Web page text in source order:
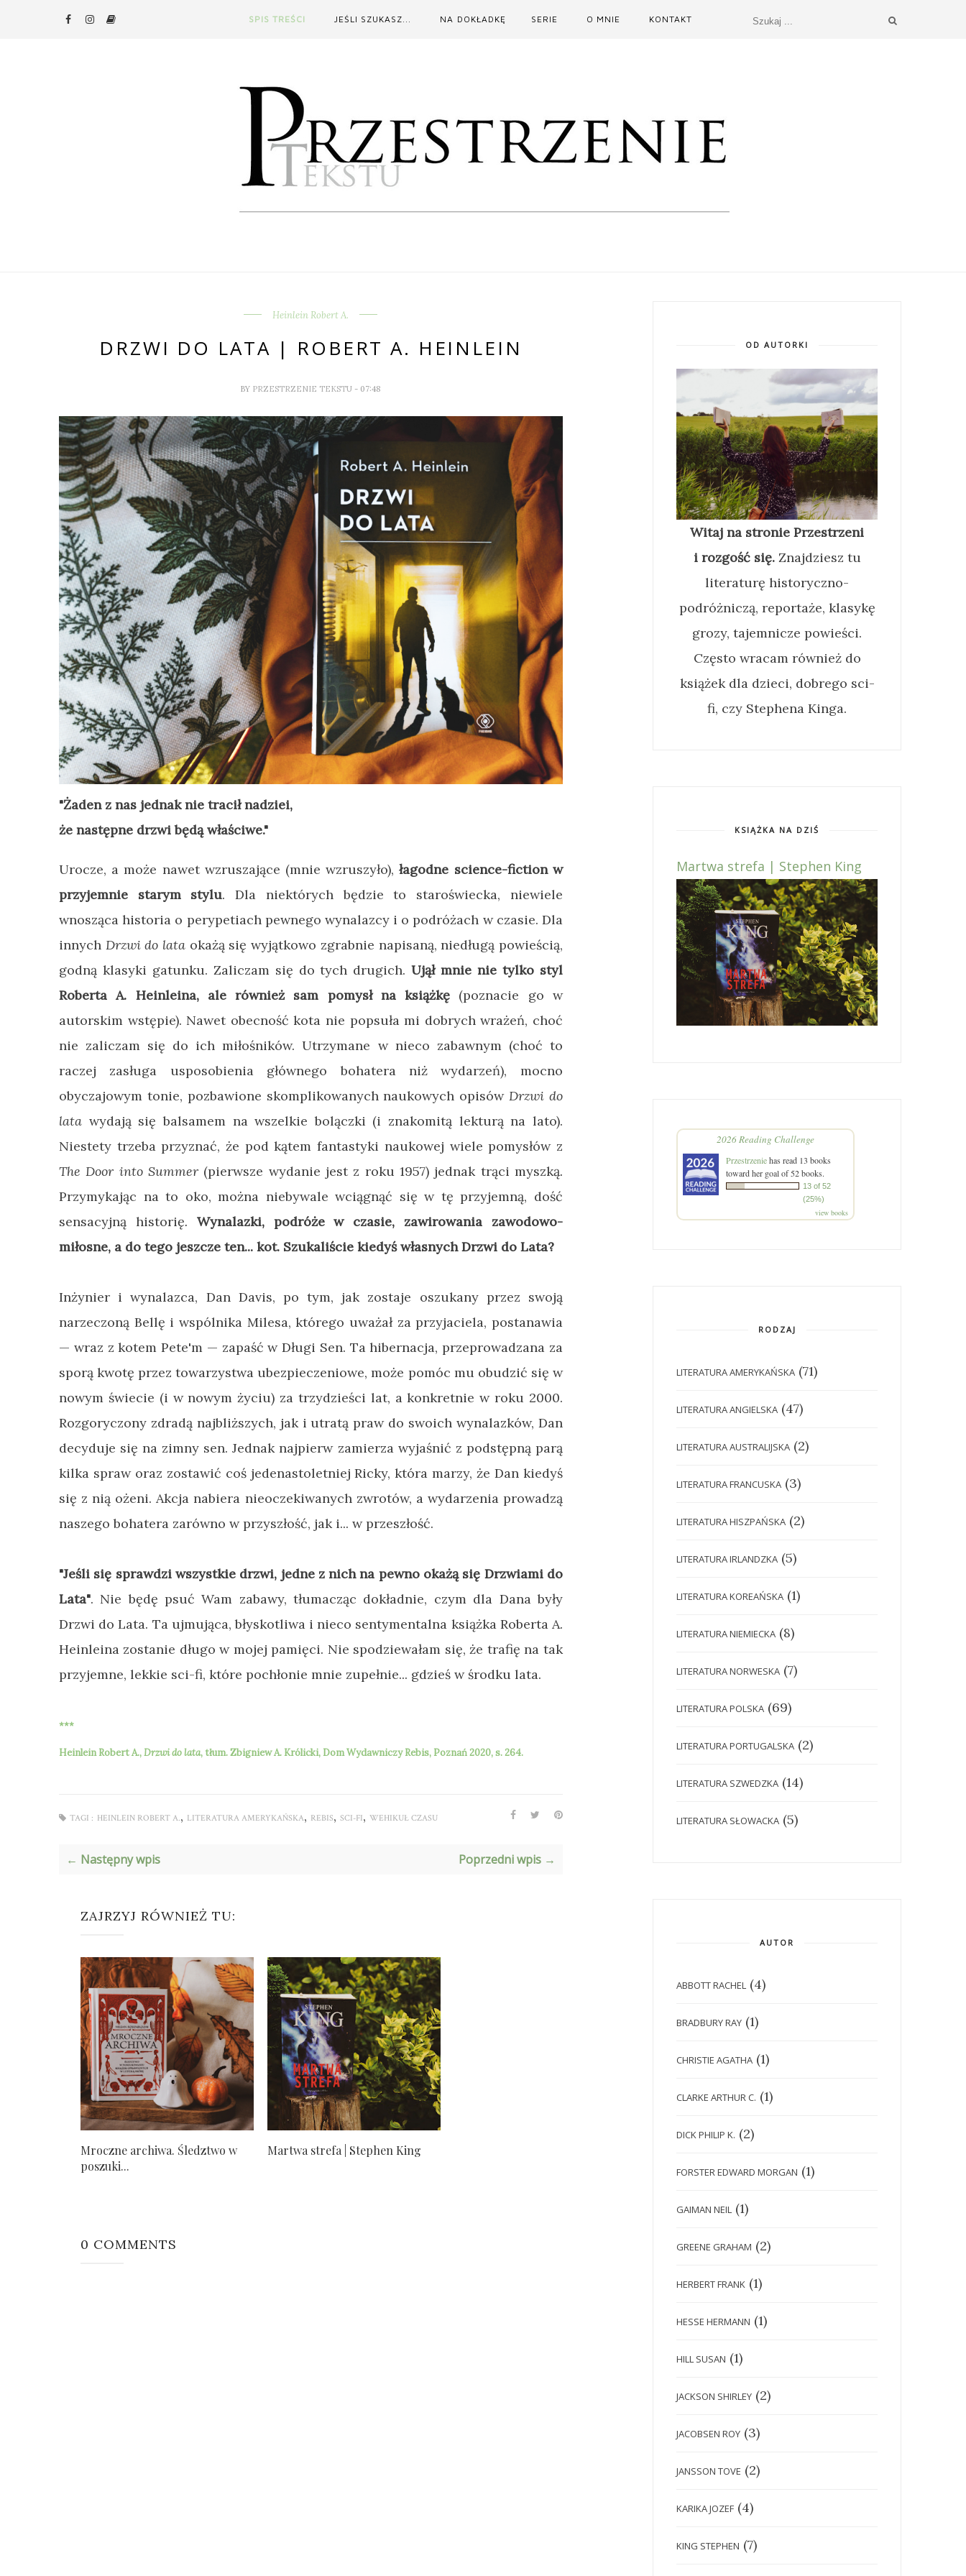
SPIS TREŚCI JEŚLI SZUKASZ... NA DOKŁADKĘ SERIE O MNIE KONTAKT
Heinlein Robert A.
DRZWI DO LATA | ROBERT A. HEINLEIN
BY PRZESTRZENIE TEKSTU - 07:48
"Żaden z nas jednak nie tracił nadziei,
że następne drzwi będą właściwe."
Urocze, a może nawet wzruszające (mnie wzruszyło),łagodne science-fiction w
przyjemnie starym stylu. Dla niektórych będzie to staroświecka, niewiele
wnosząca historia o perypetiach pewnego wynalazcy i o podróżach w czasie. Dla
innych Drzwi do lata okażą się wyjątkowo zgrabnie napisaną, niedługą powieścią,
godną klasyki gatunku. Zaliczam się do tych drugich.Ujął mnie nie tylko styl
Roberta A. Heinleina, ale również sam pomysł na książkę (poznacie go w
autorskim wstępie). Nawet obecność kota nie popsuła mi dobrych wrażeń, choć
nie zaliczam się do ich miłośników. Utrzymane w nieco zabawnym (choć to
raczej zasługa usposobienia głównego bohatera niż wydarzeń), mocno
obyczajowym tonie, pozbawione skomplikowanych naukowych opisówDrzwi do
lata wydają się balsamem na wszelkie bolączki (i znakomitą lekturą na lato).
Niestety trzeba przyznać, że pod kątem fantastyki naukowej wiele pomysłów z
The Door into Summer (pierwsze wydanie jest z roku 1957) jednak trąci myszką.
Przymykając na to oko, można niebywale wciągnąć się w tę przyjemną, dość
sensacyjną historię. Wynalazki, podróże w czasie, zawirowania zawodowo-
miłosne, a do tego jeszcze ten... kot. Szukaliście kiedyś własnych Drzwi do Lata?
Inżynier i wynalazca, Dan Davis, po tym, jak zostaje oszukany przez swoją
narzeczoną Bellę i wspólnika Milesa, którego uważał za przyjaciela, postanawia
— wraz z kotem Pete'm — zapaść w Długi Sen. Ta hibernacja, przeprowadzana za
sporą kwotę przez towarzystwa ubezpieczeniowe, może pomóc mu obudzić się w
nowym świecie (i w nowym życiu) za trzydzieści lat, a konkretnie w roku 2000.
Rozgoryczony zdradą najbliższych, jak i utratą praw do swoich wynalazków, Dan
decyduje się na zimny sen. Jednak najpierw zamierza wyjaśnić z podstępną parą
kilka spraw oraz zostawić coś jedenastoletniej Ricky, która marzy, że Dan kiedyś
się z nią ożeni. Akcja nabiera nieoczekiwanych zwrotów, a wydarzenia prowadzą
naszego bohatera zarówno w przyszłość, jak i... w przeszłość.
"Jeśli się sprawdzi wszystkie drzwi, jedne z nich na pewno okażą się Drzwiami do
Lata". Nie będę psuć Wam zabawy, tłumacząc dokładnie, czym dla Dana były
Drzwi do Lata. Ta ujmująca, błyskotliwa i nieco sentymentalna książka Roberta A.
Heinleina zostanie długo w mojej pamięci. Nie spodziewałam się, że trafię na tak
przyjemne, lekkie sci-fi, które pochłonie mnie zupełnie... gdzieś w środku lata.
***
Heinlein Robert A.,Drzwi do lata, tłum.Zbigniew A. Królicki, Dom Wydawniczy Rebis, Poznań 2020, s. 264.
TAGI : HEINLEIN ROBERT A., LITERATURA AMERYKAŃSKA, REBIS, SCI-FI, WEHIKUŁ CZASU
← Następny wpis Poprzedni wpis →
ZAJRZYJ RÓWNIEŻ TU:
Mroczne archiwa. Śledztwo w
poszuki...
Martwa strefa | Stephen King
0 COMMENTS
OD AUTORKI
Witaj na stronie Przestrzeni
i rozgość się. Znajdziesz tu
literaturę historyczno-
podróżniczą, reportaże, klasykę
grozy, tajemnicze powieści.
Często wracam również do
książek dla dzieci, dobrego sci-
fi, czy Stephena Kinga.
KSIĄŻKA NA DZIŚ
Martwa strefa | Stephen King
2026 Reading Challenge
Przestrzeniehas read 13 books
toward her goal of 52 books.
13 of 52
(25%)
view books
RODZAJ
LITERATURA AMERYKAŃSKA (71)
LITERATURA ANGIELSKA (47)
LITERATURA AUSTRALIJSKA (2)
LITERATURA FRANCUSKA (3)
LITERATURA HISZPAŃSKA (2)
LITERATURA IRLANDZKA (5)
LITERATURA KOREAŃSKA (1)
LITERATURA NIEMIECKA (8)
LITERATURA NORWESKA (7)
LITERATURA POLSKA (69)
LITERATURA PORTUGALSKA (2)
LITERATURA SZWEDZKA (14)
LITERATURA SŁOWACKA (5)
AUTOR
ABBOTT RACHEL (4)
BRADBURY RAY (1)
CHRISTIE AGATHA (1)
CLARKE ARTHUR C. (1)
DICK PHILIP K. (2)
FORSTER EDWARD MORGAN (1)
GAIMAN NEIL (1)
GREENE GRAHAM (2)
HERBERT FRANK (1)
HESSE HERMANN (1)
HILL SUSAN (1)
JACKSON SHIRLEY (2)
JACOBSEN ROY (3)
JANSSON TOVE (2)
KARIKA JOZEF (4)
KING STEPHEN (7)